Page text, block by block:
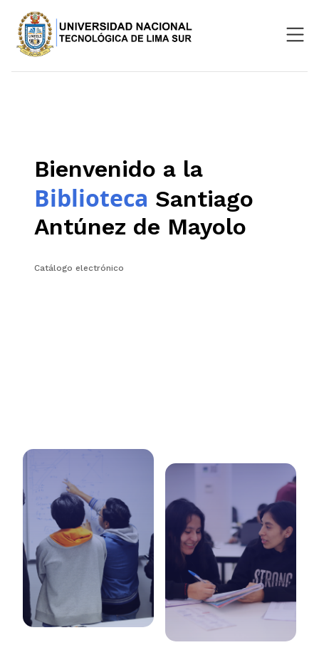
Aula Virtual
Bienvenido a la
Biblioteca Santiago
Antúnez de Mayolo
Catálogo electrónico